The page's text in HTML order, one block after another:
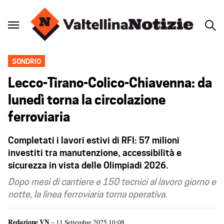
SONDRIO
Lecco-Tirano-Colico-Chiavenna: da
lunedì torna la circolazione
ferroviaria
Completati i lavori estivi di RFI: 57 milioni
investiti tra manutenzione, accessibilità e
sicurezza in vista delle Olimpiadi 2026.
Dopo mesi di cantiere e 150 tecnici al lavoro giorno e
notte, la linea ferroviaria torna operativa.